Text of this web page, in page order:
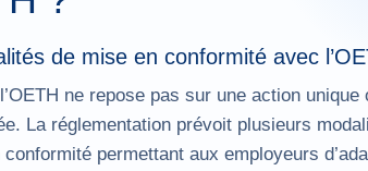
de mise en conformité avec
ne repose pas sur une action unique
La réglementation prévoit plusieurs
permettant aux employeurs